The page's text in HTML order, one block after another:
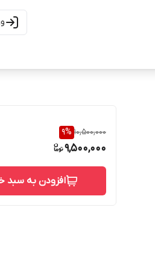
10,500,000
9%
9,500,000
افزودن به سبد